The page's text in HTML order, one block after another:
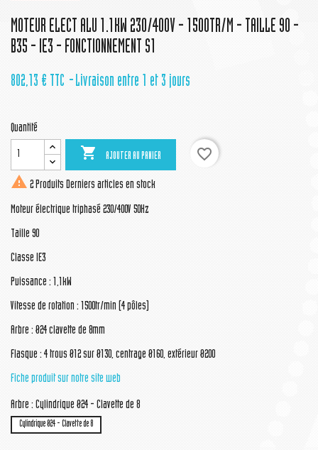
MOTEUR ELECT ALU 1.1KW 230/400V - 1500TR/M - TAILLE 90 -
B35 - IE3 - FONCTIONNEMENT S1
802,13 € TTC Livraison entre 1 et 3 jours
Quantité
 AJOUTER AU PANIER
favorite_border
 2 Produits Derniers articles en stock
Moteur électrique triphasé 230/400V 50Hz
Taille 90
Classe IE3
Puissance : 1,1kW
Vitesse de rotation : 1500tr/min (4 pôles)
Arbre : Ø24 clavette de 8mm
Flasque : 4 trous Ø12 sur Ø130, centrage Ø160, extérieur Ø200
Fiche produit sur notre site web
Arbre : Cylindrique Ø24 - Clavette de 8
Cylindrique Ø24 - Clavette de 8